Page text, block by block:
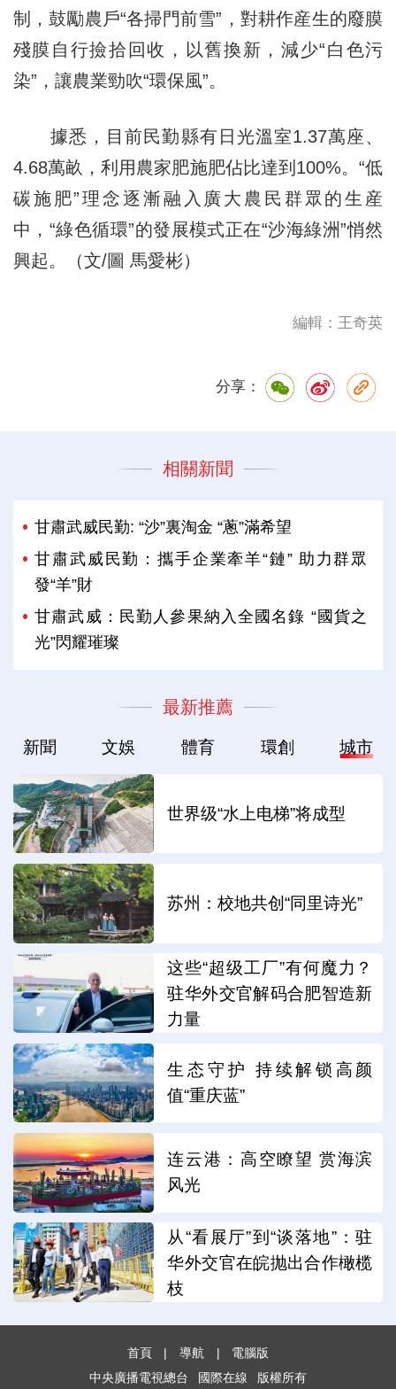
制，鼓勵農戶“各掃門前雪”，對耕作産生的廢膜
殘膜自行撿拾回收，以舊換新，減少“白色污
染”，讓農業勁吹“環保風”。
據悉，目前民勤縣有日光溫室1.37萬座、
4.68萬畝，利用農家肥施肥佔比達到100%。“低
碳施肥”理念逐漸融入廣大農民群眾的生産
中，“綠色循環”的發展模式正在“沙海綠洲”悄然
興起。（文/圖 馬愛彬）
編輯：王奇英
分享：
相關新聞
甘肅武威民勤: “沙”裏淘金 “蔥”滿希望
甘肅武威民勤：攜手企業牽羊“鏈” 助力群眾
發“羊”財
甘肅武威：民勤人參果納入全國名錄 “國貨之
光”閃耀璀璨
最新推薦
新聞 文娛 體育 環創 城市
世界级“水上电梯”将成型
苏州：校地共创“同里诗光”
这些“超级工厂”有何魔力？
驻华外交官解码合肥智造新
力量
生态守护 持续解锁高颜
值“重庆蓝”
连云港：高空瞭望 赏海滨
风光
从“看展厅”到“谈落地”：驻
华外交官在皖抛出合作橄榄
枝
首頁 | 導航 |
電腦版
中央廣播電視總台
國際在線 版權所有